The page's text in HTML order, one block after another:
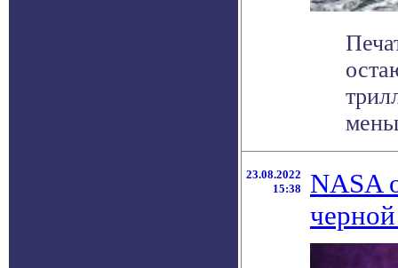
23.08.2022
15:38
NASA